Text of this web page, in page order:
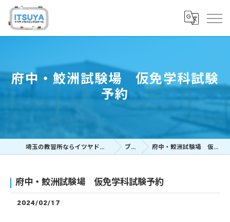
府中・鮫洲試験場 仮免学科試験
予約
埼玉の教習所ならイツヤドライビングスクール ブログ 府中・鮫洲試験場 仮免学科試験予約
府中・鮫洲試験場 仮免学科試験予約
2024/02/17